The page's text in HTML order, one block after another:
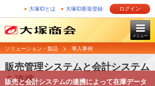
大塚IDとは 大塚ID新規登録 ログイン
メニュー
ソリューション・製品 導入事例
販売管理システムと会計システム
を連携
販売と会計システムの連携によって在庫データ